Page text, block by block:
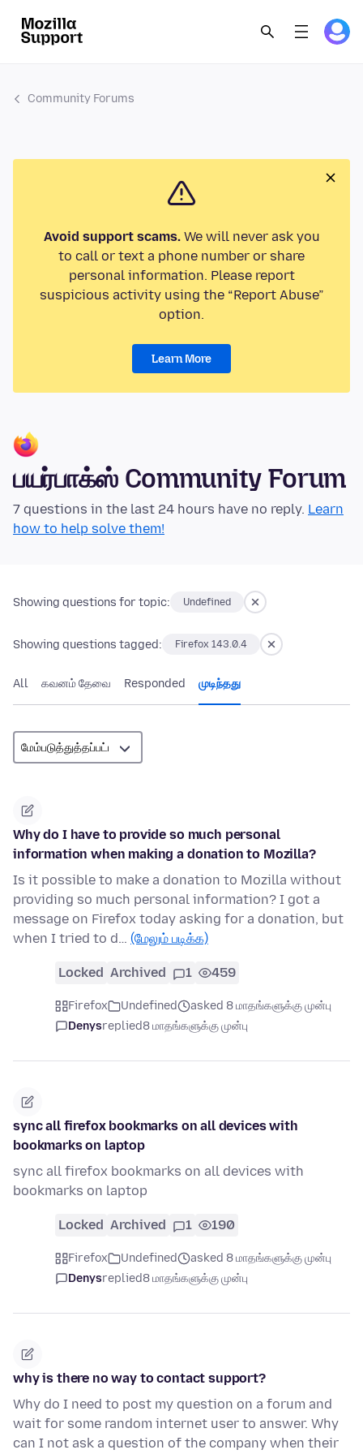
Community Forums
Avoid support scams.We will never ask you
to call or text a phone number or share
personal information. Please report
suspicious activity using the “Report Abuse”
option.
Learn More
பயர்பாக்ஸ் Community Forum
7 questions in the last 24 hours have no reply. Learn
how to help solve them!
Showing questions for topic: Undefined
Showing questions tagged: Firefox 143.0.4
All கவனம் தேவை Responded முடிந்தது
Why do I have to provide so much personal
information when making a donation to Mozilla?
Is it possible to make a donation to Mozilla without
providing so much personal information? I got a
message on Firefox today asking for a donation, but
when I tried to d… (மேலும் படிக்க)
Locked Archived 1 459
Firefox Undefined
asked 8 மாதங்களுக்கு முன்பு
Denysreplied8 மாதங்களுக்கு முன்பு
sync all firefox bookmarks on all devices with
bookmarks on laptop
sync all firefox bookmarks on all devices with
bookmarks on laptop
Locked Archived 1 190
Firefox Undefined
asked 8 மாதங்களுக்கு முன்பு
Denysreplied8 மாதங்களுக்கு முன்பு
why is there no way to contact support?
Why do I need to post my question on a forum and
wait for some random internet user to answer. Why
can I not ask a question of the company when their